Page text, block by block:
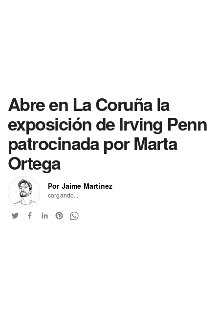
Abre en La Coruña la
exposición de Irving Penn
patrocinada por Marta
Ortega
Por Jaime Martinez
cargando...